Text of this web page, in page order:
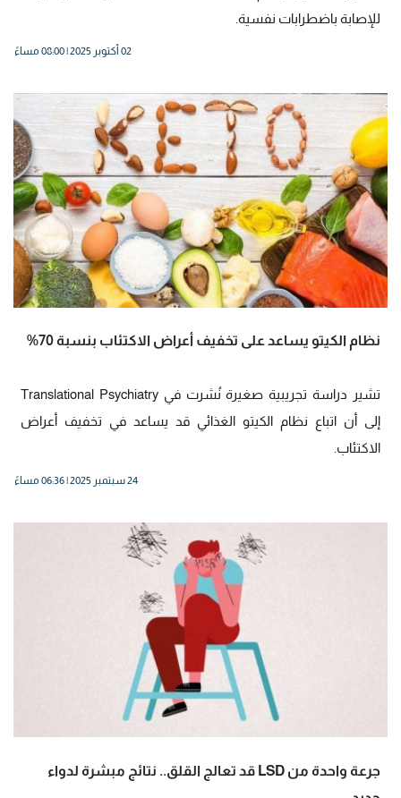
للإصابة باضطرابات نفسية.
02 أكتوبر 2025 | 08:00 مساءً
نظام الكيتو يساعد على تخفيف أعراض الاكتئاب بنسبة 70%
تشير دراسة تجريبية صغيرة نُشرت في Translational Psychiatry
إلى أن اتباع نظام الكيتو الغذائي قد يساعد في تخفيف أعراض
الاكتئاب.
24 سبتمبر 2025 | 06:36 مساءً
جرعة واحدة من LSD قد تعالج القلق.. نتائج مبشرة لدواء